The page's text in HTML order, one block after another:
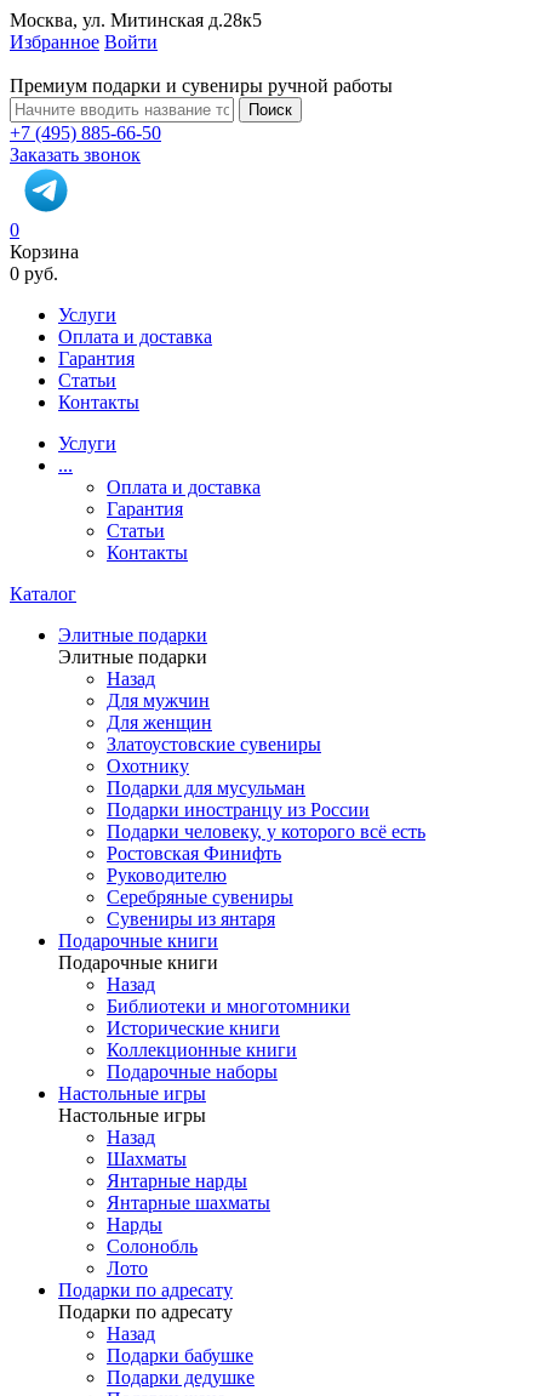
Москва, ул. Митинская д.28к5
Избранное Войти
Премиум подарки и сувениры ручной работы
Поиск
+7 (495) 885-66-50
Заказать звонок
0
Корзина
0 руб.
Услуги
Оплата и доставка
Гарантия
Статьи
Контакты
Услуги
...
Оплата и доставка
Гарантия
Статьи
Контакты
Каталог
Элитные подарки
Элитные подарки
Назад
Для мужчин
Для женщин
Златоустовские сувениры
Охотнику
Подарки для мусульман
Подарки иностранцу из России
Подарки человеку, у которого всё есть
Ростовская Финифть
Руководителю
Серебряные сувениры
Сувениры из янтаря
Подарочные книги
Подарочные книги
Назад
Библиотеки и многотомники
Исторические книги
Коллекционные книги
Подарочные наборы
Настольные игры
Настольные игры
Назад
Шахматы
Янтарные нарды
Янтарные шахматы
Нарды
Солонобль
Лото
Подарки по адресату
Подарки по адресату
Назад
Подарки бабушке
Подарки дедушке